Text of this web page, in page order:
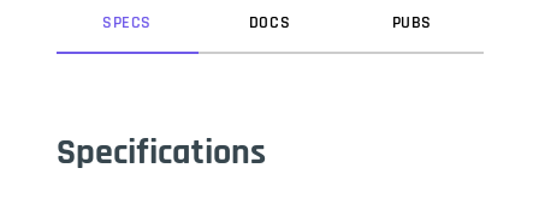
SPECS DOCS PUBS
Specifications